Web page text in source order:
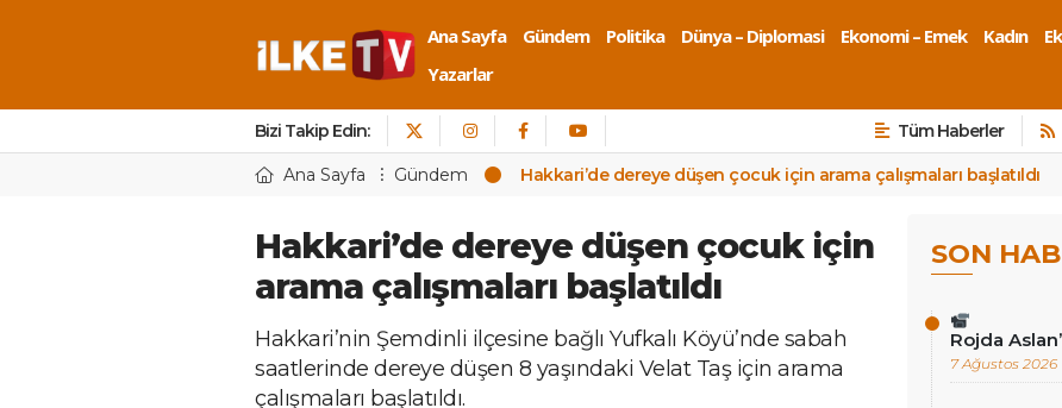
Ana Sayfa Gündem Politika Dünya – Diplomasi Ekonomi – Emek Kadın
Yazarlar
Bizi Takip Edin: Tüm Haberler
Ana Sayfa Gündem Hakkari’de dereye düşen çocuk için arama çalışmaları başlatıldı
Hakkari’de dereye düşen çocuk için
arama çalışmaları başlatıldı
Hakkari’nin Şemdinli ilçesine bağlı Yufkalı Köyü’nde sabah
saatlerinde dereye düşen 8 yaşındaki Velat Taş için arama
çalışmaları başlatıldı.
SON
Rojda
7 Ağustos 2026